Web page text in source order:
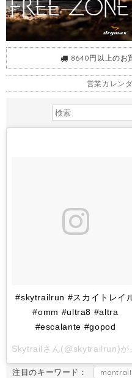
8640円以上のお
営業カレン
#skytrailrun #スカイトレイ
#omm #ultra8 #altra
#escalante #gopod
注目のキーワード： montrail